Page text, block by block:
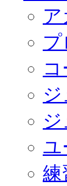
プ
ユ
練